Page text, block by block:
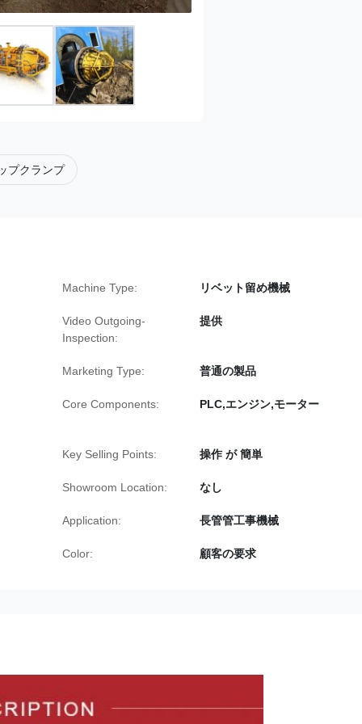
プクランプ
Machine Type: リベット留め機械
Video Outgoing-
Inspection:
提供
Marketing Type: 普通の製品
Core Components: PLC,エンジン,モーター
Key Selling Points: 操作 が 簡単
Showroom Location: なし
Application: 長管管工事機械
Color: 顧客の要求